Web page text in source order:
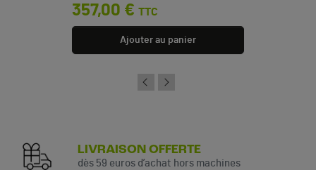
357,00 € TTC
Ajouter au panier
LIVRAISON OFFERTE
dès 59 euros d’achat hors machines